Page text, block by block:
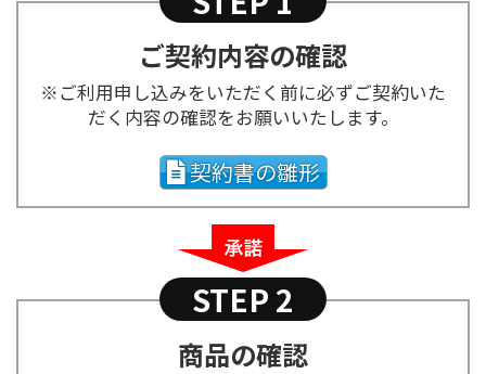
サステナビリティ
お問い合わせ
ご契約内容の確認
※ご利用申し込みをいただく前に必ずご契約いた
だく内容の確認をお願いいたします。
契約書の雛形
STEP 2
商品の確認